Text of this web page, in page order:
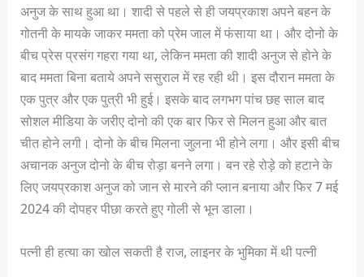
अनुज के साथ हुआ था। शादी से पहले से ही जयप्रकाश अपने बहन के
गोतनी के मायके जाकर ममता को प्रेम जाल में फंसाया था। और दोनो के
बीच प्रेस प्रसंग गहरा गया था, लेकिन ममता की शादी अनुज से होने के
बाद ममता बिना बताये अपने ससुराल में रह रही थी। इस दौरान ममता के
एक पुत्र और एक पुत्री भी हुई। इसके बाद लगभग पांच छह साल बाद
सोशल मीडिया के जरीए दोनो की एक बार फिर से मिलन हुआ और बात
चीत होने लगी। दोनो के बीच मिलना जुलना भी होने लगा। और इसी बीच
अचानक अनुज दोनो के बीच रोड़ा बनने लगा। बन रहे रोड़े को हटाने के
लिए जयप्रकाश अनुज को जान से मारने की प्लान बनाया और फिर 7 मई
2024 की दोपहर पीछा करते हुए गोली से भून डाला।
पत्नी ही हत्या का खोल सकती है राज, लाइनर के भुमिका में थी पत्नी